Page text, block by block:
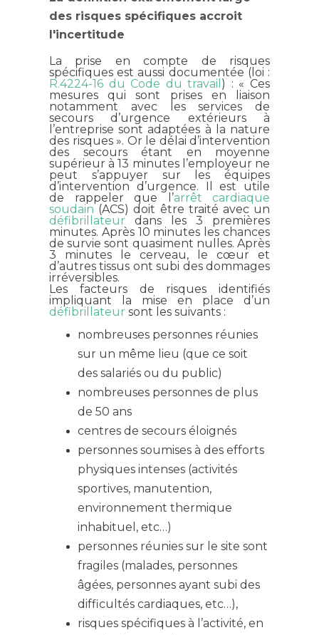
des risques spécifiques accroit
l'incertitude
La prise en compte de risques
spécifiques est aussi documentée (loi :
R.4224-16 du Code du travail ) : « Ces
mesures qui sont prises en liaison
notamment avec les services de
secours d’urgence extérieurs à
l’entreprise sont adaptées à la nature
des risques ». Or le délai d’intervention
des secours étant en moyenne
supérieur à 13 minutes l’employeur ne
peut s’appuyer sur les équipes
d’intervention d’urgence. Il est utile
de rappeler que l’arrêt cardiaque
soudain (ACS) doit être traité avec un
défibrillateur dans les 3 premières
minutes. Après 10 minutes les chances
de survie sont quasiment nulles. Après
3 minutes le cerveau, le cœur et
d’autres tissus ont subi des dommages
irréversibles.
Les facteurs de risques identifiés
impliquant la mise en place d’un
défibrillateur sont les suivants :
nombreuses personnes réunies
sur un même lieu (que ce soit
des salariés ou du public)
nombreuses personnes de plus
de 50 ans
centres de secours éloignés
personnes soumises à des efforts
physiques intenses (activités
sportives, manutention,
environnement thermique
inhabituel, etc…)
personnes réunies sur le site sont
fragiles (malades, personnes
âgées, personnes ayant subi des
difficultés cardiaques, etc…),
risques spécifiques à l’activité, en